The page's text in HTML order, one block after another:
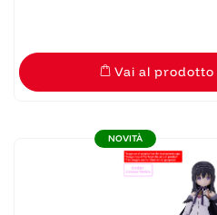
Vai al prodotto
NOVITÀ